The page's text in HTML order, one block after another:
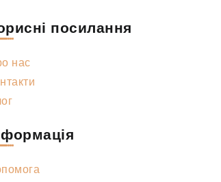
посилання
нас